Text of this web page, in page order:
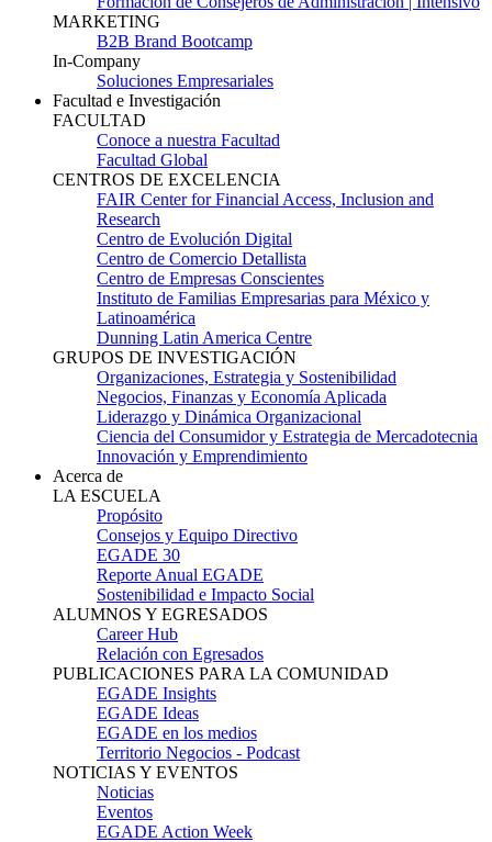
MARKETING
B2B Brand Bootcamp
In-Company
Soluciones Empresariales
Facultad e Investigación
FACULTAD
Conoce a nuestra Facultad
Facultad Global
CENTROS DE EXCELENCIA
FAIR Center for Financial Access, Inclusion and
Research
Centro de Evolución Digital
Centro de Comercio Detallista
Centro de Empresas Conscientes
Instituto de Familias Empresarias para México y
Latinoamérica
Dunning Latin America Centre
GRUPOS DE INVESTIGACIÓN
Organizaciones, Estrategia y Sostenibilidad
Negocios, Finanzas y Economía Aplicada
Liderazgo y Dinámica Organizacional
Ciencia del Consumidor y Estrategia de Mercadotecnia
Innovación y Emprendimiento
Acerca de
LA ESCUELA
Propósito
Consejos y Equipo Directivo
EGADE 30
Reporte Anual EGADE
Sostenibilidad e Impacto Social
ALUMNOS Y EGRESADOS
Career Hub
Relación con Egresados
PUBLICACIONES PARA LA COMUNIDAD
EGADE Insights
EGADE Ideas
EGADE en los medios
Territorio Negocios - Podcast
NOTICIAS Y EVENTOS
Noticias
Eventos
EGADE Action Week